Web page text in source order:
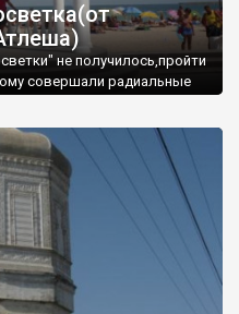
не получилось,пройти
совершали радиальные